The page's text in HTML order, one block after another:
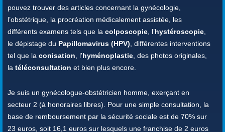
pouvez trouver des articles concernant la gynécologie,
l’obstétrique, la procréation médicalement assistée, les
différents examens tels que la colposcopie , l’hystéroscopie
le dépistage du Papillomavirus (HPV) , différentes interventions
tel que la conisation , l'hyménoplastie , des photos originales,
la téléconsultation et bien plus encore.
Je suis un gynécologue-obstétricien homme, exerçant en
secteur 2 (à honoraires libres). Pour une simple consultation, la
base de remboursement par la sécurité sociale est de 70% sur
23 euros, soit 16,1 euros sur lesquels une franchise de 2 euros